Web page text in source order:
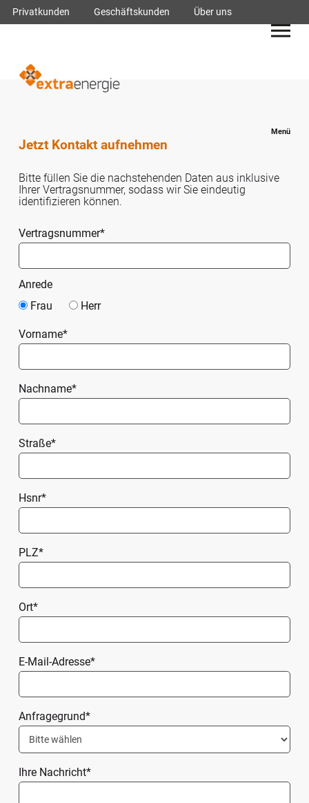
Navigation
überspringen
Privatkunden Geschäftskunden Über uns
Menü
Jetzt Kontakt aufnehmen
Bitte füllen Sie die nachstehenden Daten aus inklusive
Ihrer Vertragsnummer, sodass wir Sie eindeutig
identifizieren können.
Pflichtfeld
Vertragsnummer*
Anrede
Frau
Herr
Pflichtfeld
Vorname*
Pflichtfeld
Nachname*
Pflichtfeld
Straße*
Pflichtfeld
Hsnr*
Pflichtfeld
PLZ*
Pflichtfeld
Ort*
Pflichtfeld
E-Mail-Adresse*
Pflichtfeld
Anfragegrund*
Pflichtfeld
Ihre Nachricht*